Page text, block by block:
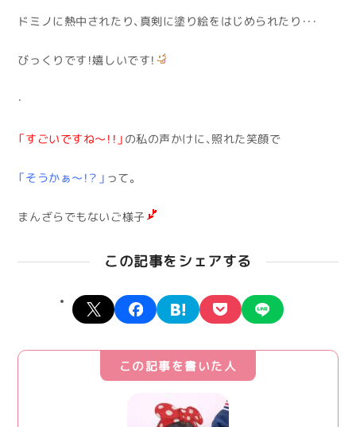
ドミノに熱中されたり、真剣に塗り絵をはじめられたり・・・
びっくりです！嬉しいです！
・
「すごいですね～！！」 の私の声かけに、照れた笑顔で
「そうかぁ～！？」 って。
まんざらでもないご様子
この記事をシェアする
X facebookhatena pocket
この記事を書いた人